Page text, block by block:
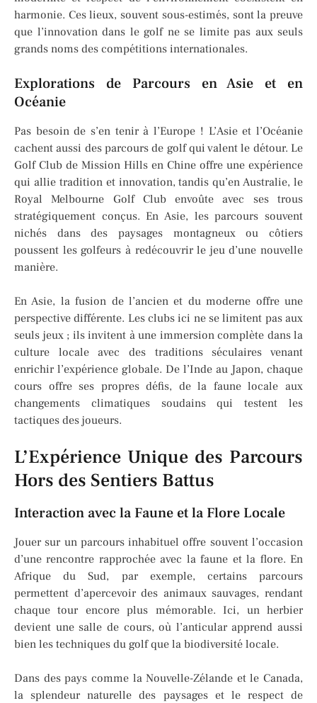
harmonie. Ces lieux, souvent sous-estimés, sont la preuve
que l’innovation dans le golf ne se limite pas aux seuls
grands noms des compétitions internationales.
Explorations de Parcours en Asie et en
Océanie
Pas besoin de s’en tenir à l’Europe ! L’Asie et l’Océanie
cachent aussi des parcours de golf qui valent le détour. Le
Golf Club de Mission Hills en Chine offre une expérience
qui allie tradition et innovation, tandis qu’en Australie, le
Royal Melbourne Golf Club envoûte avec ses trous
stratégiquement conçus. En Asie, les parcours souvent
nichés dans des paysages montagneux ou côtiers
poussent les golfeurs à redécouvrir le jeu d’une nouvelle
manière.
En Asie, la fusion de l’ancien et du moderne offre une
perspective différente. Les clubs ici ne se limitent pas aux
seuls jeux ; ils invitent à une immersion complète dans la
culture locale avec des traditions séculaires venant
enrichir l’expérience globale. De l’Inde au Japon, chaque
cours offre ses propres défis, de la faune locale aux
changements climatiques soudains qui testent les
tactiques des joueurs.
L’Expérience Unique des Parcours
Hors des Sentiers Battus
Interaction avec la Faune et la Flore Locale
Jouer sur un parcours inhabituel offre souvent l’occasion
d’une rencontre rapprochée avec la faune et la flore. En
Afrique du Sud, par exemple, certains parcours
permettent d’apercevoir des animaux sauvages, rendant
chaque tour encore plus mémorable. Ici, un herbier
devient une salle de cours, où l’anticular apprend aussi
bien les techniques du golf que la biodiversité locale.
Dans des pays comme la Nouvelle-Zélande et le Canada,
la splendeur naturelle des paysages et le respect de